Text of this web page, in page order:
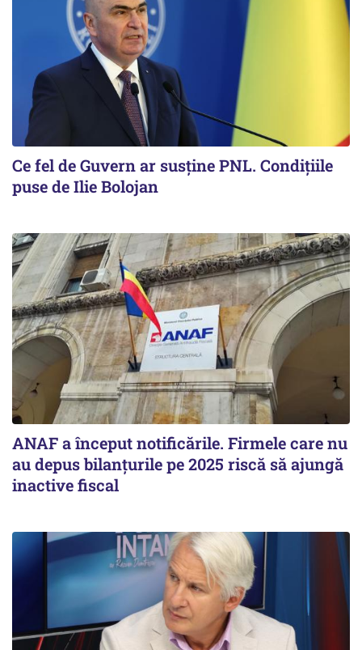
Ce fel de Guvern ar susține PNL. Condițiile
puse de Ilie Bolojan
ANAF a început notificările. Firmele care nu
au depus bilanțurile pe 2025 riscă să ajungă
inactive fiscal